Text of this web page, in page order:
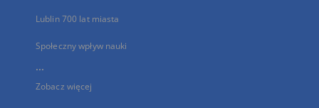
Lublin 700 lat miasta
Społeczny wpływ nauki
...
Zobacz więcej